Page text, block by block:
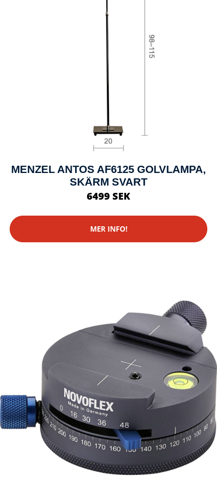
MENZEL ANTOS AF6125 GOLVLAMPA,
SKÄRM SVART
6499 SEK
MER INFO!